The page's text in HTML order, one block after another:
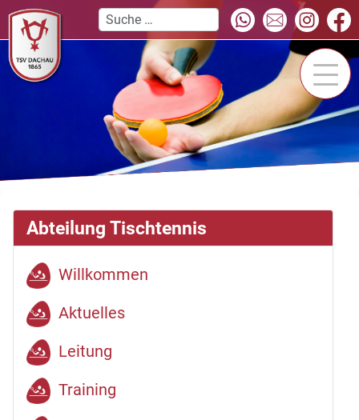
Abteilung Tischtennis
Willkommen
Aktuelles
Leitung
Training